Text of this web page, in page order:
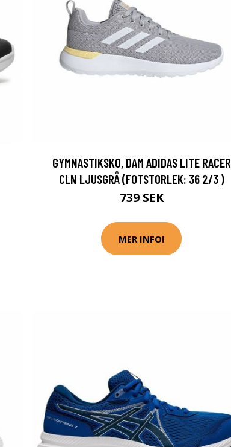
GYMNASTIKSKO, DAM ADIDAS LITE RACER
CLN LJUSGRÅ (FOTSTORLEK: 36 2/3 )
739 SEK
MER INFO!